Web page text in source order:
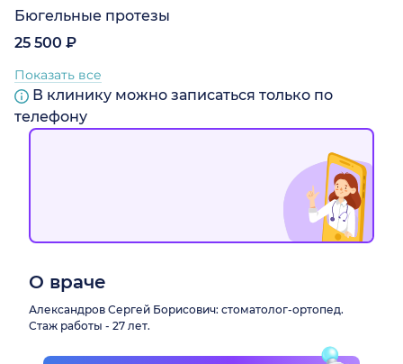
Бюгельные протезы
25 500 ₽
Показать все
В клинику можно записаться только по
телефону
О враче
Александров Сергей Борисович: стоматолог-ортопед.
Стаж работы - 27 лет.